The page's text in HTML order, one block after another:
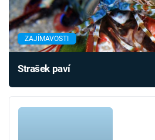
ZAJÍMAVOSTI
Strašek paví